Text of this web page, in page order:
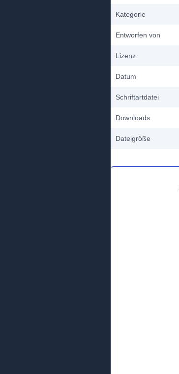
Kategorie
Entworfen von
Lizenz
Datum
Schriftartdatei
Downloads
Dateigröße